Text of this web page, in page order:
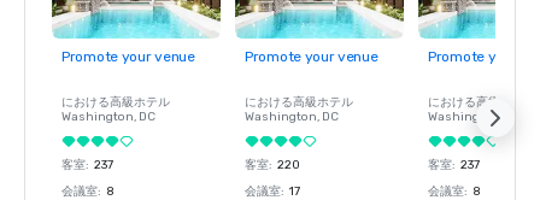
Promote your venue
における高級ホテル
Washington, DC
客室: 237
会議室: 8
Promote your venue
における高級ホテル
Washington, DC
客室: 220
会議室: 17
Promote your
における高級ホテル
Washington
客室: 237
会議室: 8